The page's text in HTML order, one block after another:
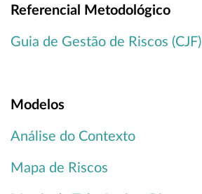
Referencial Metodológico
Guia de Gestão de Riscos (CJF)
Modelos
Análise do Contexto
Mapa de Riscos